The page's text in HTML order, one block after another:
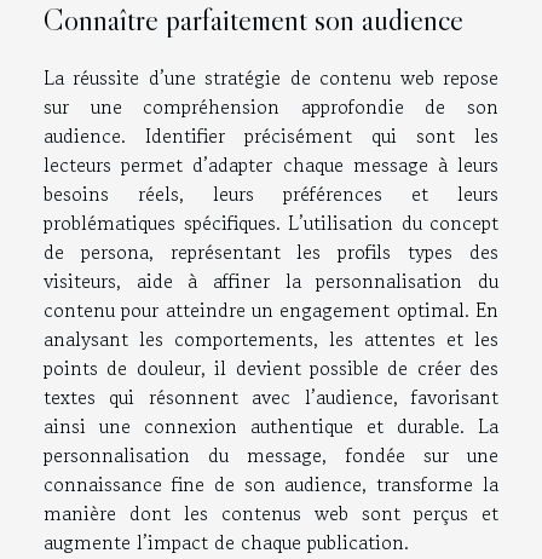
Connaître parfaitement son audience
La réussite d’une stratégie de contenu web repose
sur une compréhension approfondie de son
audience. Identifier précisément qui sont les
lecteurs permet d’adapter chaque message à leurs
besoins réels, leurs préférences et leurs
problématiques spécifiques. L’utilisation du concept
de persona, représentant les profils types des
visiteurs, aide à affiner la personnalisation du
contenu pour atteindre un engagement optimal. En
analysant les comportements, les attentes et les
points de douleur, il devient possible de créer des
textes qui résonnent avec l’audience, favorisant
ainsi une connexion authentique et durable. La
personnalisation du message, fondée sur une
connaissance fine de son audience, transforme la
manière dont les contenus web sont perçus et
augmente l’impact de chaque publication.